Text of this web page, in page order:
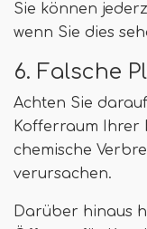
Sie können
wenn Sie dies
6. Falsche
Achten Sie
Kofferraum Ihrer
chemische
verursachen.
Darüber hinaus